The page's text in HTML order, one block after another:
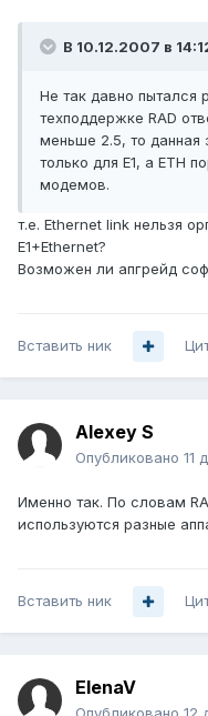
В 10.12.2007 в
Не так давно пытался
техподдержке RAD
меньше 2.5, то
только для E1, а ETH
модемов.
т.е. Ethernet link нельзя
Е1+Ethernet?
Возможен ли апгрейд
Вставить ник
Alexey S
Опубликовано 11
Именно так. По словам
используются разные
Вставить ник
ElenaV